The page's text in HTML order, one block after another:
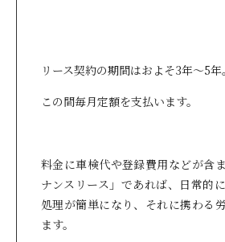
リース契約の期間はおよそ3年～5年。
この間毎月定額を支払います。
料金に車検代や登録費用などが含
ナンスリース」であれば、日常的
処理が簡単になり、それに携わる
ます。